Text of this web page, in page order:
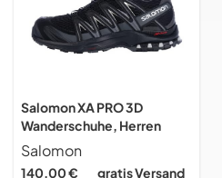
Salomon XA PRO 3D
Wanderschuhe, Herren
Salomon
140,00 € gratis Versand